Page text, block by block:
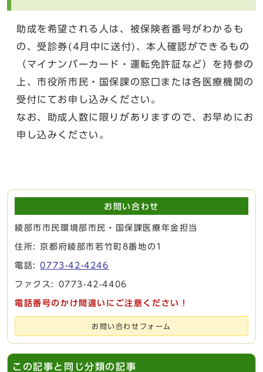
助成を希望される人は、被保険者番号がわかるも
の、受診券(4月中に送付)、本人確認ができるもの
（マイナンバーカード・運転免許証など）を持参の
上、市役所市民・国保課の窓口または各医療機関の
受付にてお申し込みください。
なお、助成人数に限りがありますので、お早めにお
申し込みください。
お問い合わせ
綾部市市民環境部市民・国保課医療年金担当
住所: 京都府綾部市若竹町8番地の1
電話:0773-42-4246
ファクス: 0773-42-4406
電話番号のかけ間違いにご注意ください！
お問い合わせフォーム
この記事と同じ分類の記事